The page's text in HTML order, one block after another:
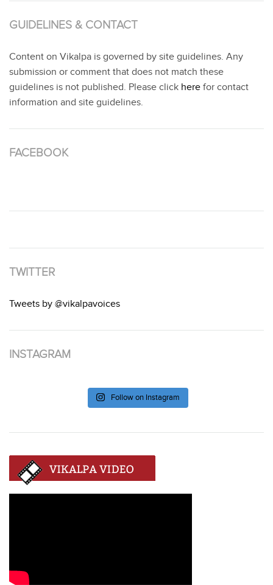
GUIDELINES & CONTACT
Content on Vikalpa is governed by site guidelines. Any
submission or comment that does not match these
guidelines is not published. Please click here for contact
information and site guidelines.
FACEBOOK
TWITTER
Tweets by @vikalpavoices
INSTAGRAM
Follow on Instagram